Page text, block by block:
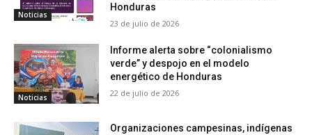
Noticias
Honduras
23 de julio de 2026
Noticias
Informe alerta sobre “colonialismo
verde” y despojo en el modelo
energético de Honduras
22 de julio de 2026
Organizaciones campesinas, indígenas